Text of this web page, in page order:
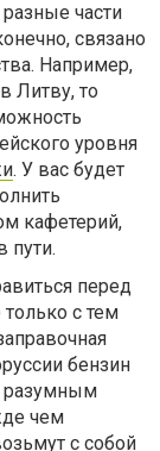
части
связано
Например,
Литву, то
уровня
. У вас будет
кафетерий,
пути.
перед
с тем
бензин
разумным
чем
с собой